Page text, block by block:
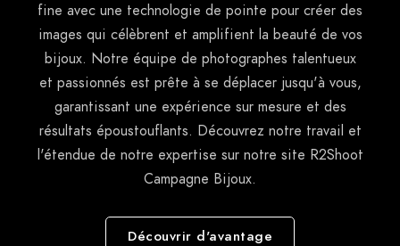
fine avec une technologie de pointe pour créer des
images qui célèbrent et amplifient la beauté de vos
bijoux. Notre équipe de photographes talentueux
et passionnés est prête à se déplacer jusqu'à vous,
garantissant une expérience sur mesure et des
résultats époustouflants. Découvrez notre travail et
l'étendue de notre expertise sur notre site R2Shoot
Campagne Bijoux.
Découvrir d'avantage